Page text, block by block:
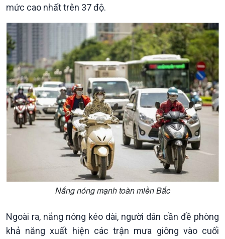
Kinh tế
Tin Kinh tế
Trước giờ mở cửa
Dòng chảy Kinh tế
Sức sống hàng Việt
Khởi nghiệp
Tuyên chiến với gian lận
Nông nghiệp & Biển đảo
Tin Nông nghiệp & Biển
đảo
Mùa vàng
Biển đảo Việt Nam
Tâm tình biên giới và hải
đảo
Tìm hiểu biển, đảo Việt
mức cao nhất trên 37 độ.
Nắng nóng mạnh toàn miền Bắc
Ngoài ra, nắng nóng kéo dài, người dân cần đề phòng
khả năng xuất hiện các trận mưa giông vào cuối